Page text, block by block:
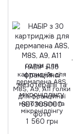
НАБІР з 30
картриджів для
дермапена A8S,
M8S, A9, A11 голки
для фракційної
мезотерапії та
мікронідлінгу
1 560 грн